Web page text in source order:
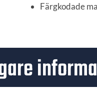
Färgkodade